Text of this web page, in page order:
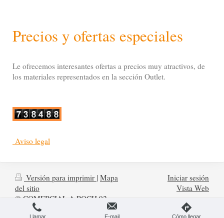
Precios y ofertas especiales
Le ofrecemos interesantes ofertas a precios muy atractivos, de
los materiales representados en la sección Outlet.
Aviso legal
Versión para imprimir | Mapa
del sitio
© COMERCIAL A.ROCH 92,
Iniciar sesión
Vista Web
Llamar E-mail Cómo llegar